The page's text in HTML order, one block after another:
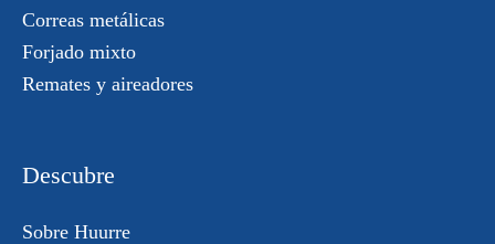
Correas metálicas
Forjado mixto
Remates y aireadores
Descubre
Sobre Huurre